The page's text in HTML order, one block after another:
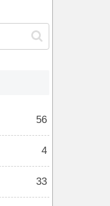
56
4
33